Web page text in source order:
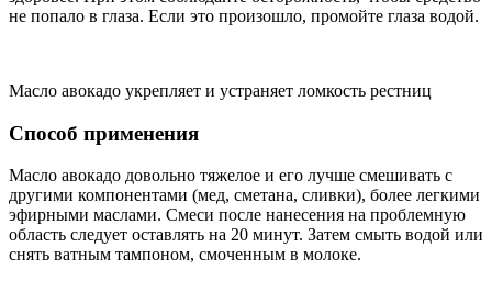
не попало в глаза. Если это произошло, промойте глаза водой.
Масло авокадо укрепляет и устраняет ломкость рестниц
Способ применения
Масло авокадо довольно тяжелое и его лучше смешивать с
другими компонентами (мед, сметана, сливки), более легкими
эфирными маслами. Смеси после нанесения на проблемную
область следует оставлять на 20 минут. Затем смыть водой или
снять ватным тампоном, смоченным в молоке.